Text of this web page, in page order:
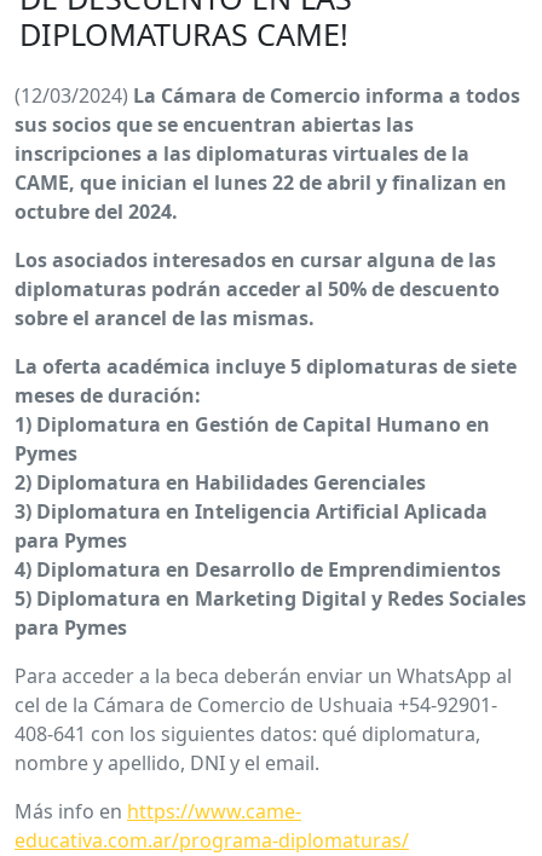
DIPLOMATURAS CAME!
(12/03/2024) La Cámara de Comercio informa a todos
sus socios que se encuentran abiertas las
inscripciones a las diplomaturas virtuales de la
CAME, que inician el lunes 22 de abril y finalizan en
octubre del 2024.
Los asociados interesados en cursar alguna de las
diplomaturas podrán acceder al 50% de descuento
sobre el arancel de las mismas.
La oferta académica incluye 5 diplomaturas de siete
meses de duración:
1) Diplomatura en Gestión de Capital Humano en
Pymes
2) Diplomatura en Habilidades Gerenciales
3) Diplomatura en Inteligencia Artificial Aplicada
para Pymes
4) Diplomatura en Desarrollo de Emprendimientos
5) Diplomatura en Marketing Digital y Redes Sociales
para Pymes
Para acceder a la beca deberán enviar un WhatsApp al
cel de la Cámara de Comercio de Ushuaia +54-92901-
408-641 con los siguientes datos: qué diplomatura,
nombre y apellido, DNI y el email.
Más info en https://www.came-
educativa.com.ar/programa-diplomaturas/